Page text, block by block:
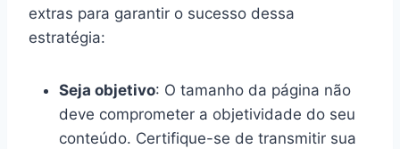
extras para garantir o sucesso dessa
estratégia:
Seja objetivo: O tamanho da página não
deve comprometer a objetividade do seu
conteúdo. Certifique-se de transmitir sua